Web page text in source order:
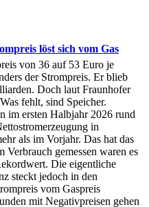
löst sich vom Gas
von 36 auf 53 Euro je
der Strompreis. Er blieb
Doch laut Fraunhofer
fehlt, sind Speicher.
im ersten Halbjahr 2026 rund
in
als im Vorjahr. Das hat das
gemessen waren es
Die eigentliche
steckt jedoch in den
vom Gaspreis
mit Negativpreisen gehen